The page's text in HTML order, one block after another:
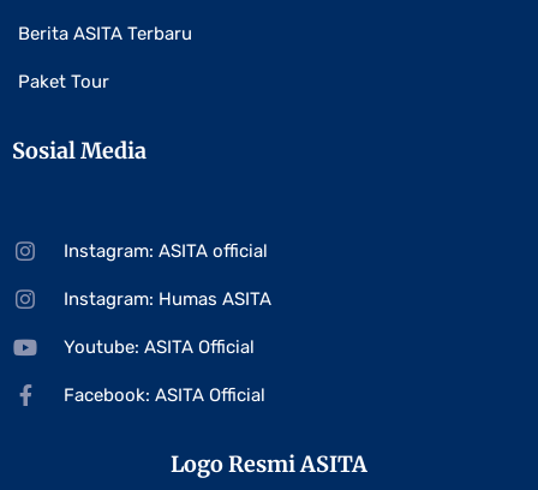
Berita ASITA Terbaru
Paket Tour
Sosial Media
Instagram: ASITA official
Instagram: Humas ASITA
Youtube: ASITA Official
Facebook: ASITA Official
Logo Resmi ASITA